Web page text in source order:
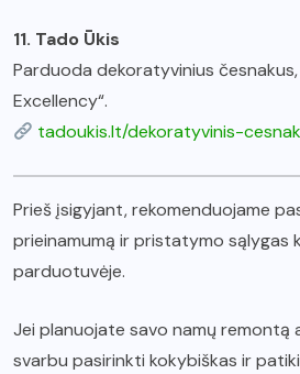
11. Tado Ūkis
Parduoda dekoratyvinius česnakus,
Excellency“.
tadoukis.lt/dekoratyvinis-
Prieš įsigyjant, rekomenduojame
prieinamumą ir pristatymo sąlygas
parduotuvėje.
Jei planuojate savo namų remontą
svarbu pasirinkti kokybiškas ir